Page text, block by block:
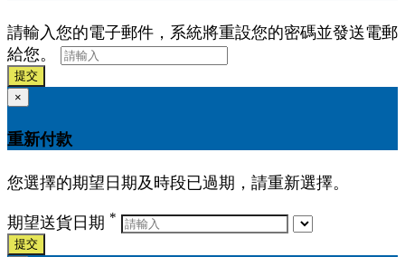
請輸入您的電子郵件，系統將重設您的密碼並發送電郵
給您。
提交
×
重新付款
您選擇的期望日期及時段已過期，請重新選擇。
期望送貨日期 *
提交